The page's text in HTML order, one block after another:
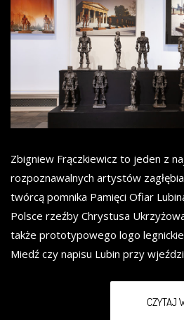
Zbigniew Frączkiewicz to jeden z
rozpoznawalnych artystów
twórcą pomnika Pamięci Ofiar
Polsce rzeźby Chrystusa
także prototypowego logo
Miedź czy napisu Lubin przy
CZYTAJ